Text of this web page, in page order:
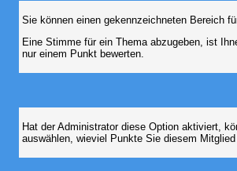
Sie können einen gekennzeichneten Bereich
Eine Stimme für ein Thema abzugeben, ist
nur einem Punkt bewerten.
Hat der Administrator diese Option aktiviert,
auswählen, wieviel Punkte Sie diesem